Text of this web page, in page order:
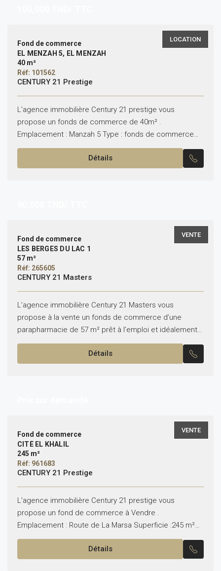
LOCATION
Fond de commerce
EL MENZAH 5, EL MENZAH
40 m²
Réf: 101562
CENTURY 21 Prestige
L’agence immobilière Century 21 prestige vous
propose un fonds de commerce de 40m² .
Emplacement : Manzah 5 Type : fonds de commerce
Pour plus d’informations veuillez nous contacter sur le
Détails
VENTE
Fond de commerce
LES BERGES DU LAC 1
57 m²
Réf: 265605
CENTURY 21 Masters
L’agence immobilière Century 21 Masters vous
propose à la vente un fonds de commerce d’une
parapharmacie de 57 m² prêt à l’emploi et idéalement
situé dans un secteur dynamique du Lac 1....
Détails
VENTE
Fond de commerce
CITÉ EL KHALIL
245 m²
Réf: 961683
CENTURY 21 Prestige
L’agence immobilière Century 21 prestige vous
propose un fond de commerce à Vendre .
Emplacement : Route de La Marsa Superficie :245 m²
avec une façade de 14m qui garantit une excellente...
Détails